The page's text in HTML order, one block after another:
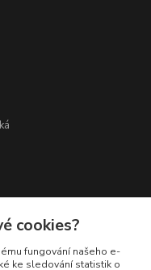
cookies?
fungování našeho e-
ke sledování statistik o